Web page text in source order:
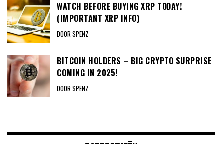
WATCH BEFORE BUYING XRP TODAY!
(IMPORTANT XRP INFO)
DOOR SPENZ
BITCOIN HOLDERS – BIG CRYPTO SURPRISE
COMING IN 2025!
DOOR SPENZ